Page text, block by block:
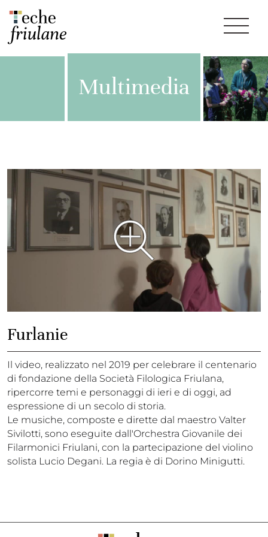
Multimedia
Furlanie
Il video, realizzato nel 2019 per celebrare il centenario
di fondazione della Società Filologica Friulana,
ripercorre temi e personaggi di ieri e di oggi, ad
espressione di un secolo di storia.
Le musiche, composte e dirette dal maestro Valter
Sivilotti, sono eseguite dall'Orchestra Giovanile dei
Filarmonici Friulani, con la partecipazione del violino
solista Lucio Degani. La regia è di Dorino Minigutti.